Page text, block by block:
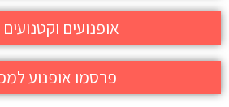
אופנועים וקטנועים
פרסמו אופנוע